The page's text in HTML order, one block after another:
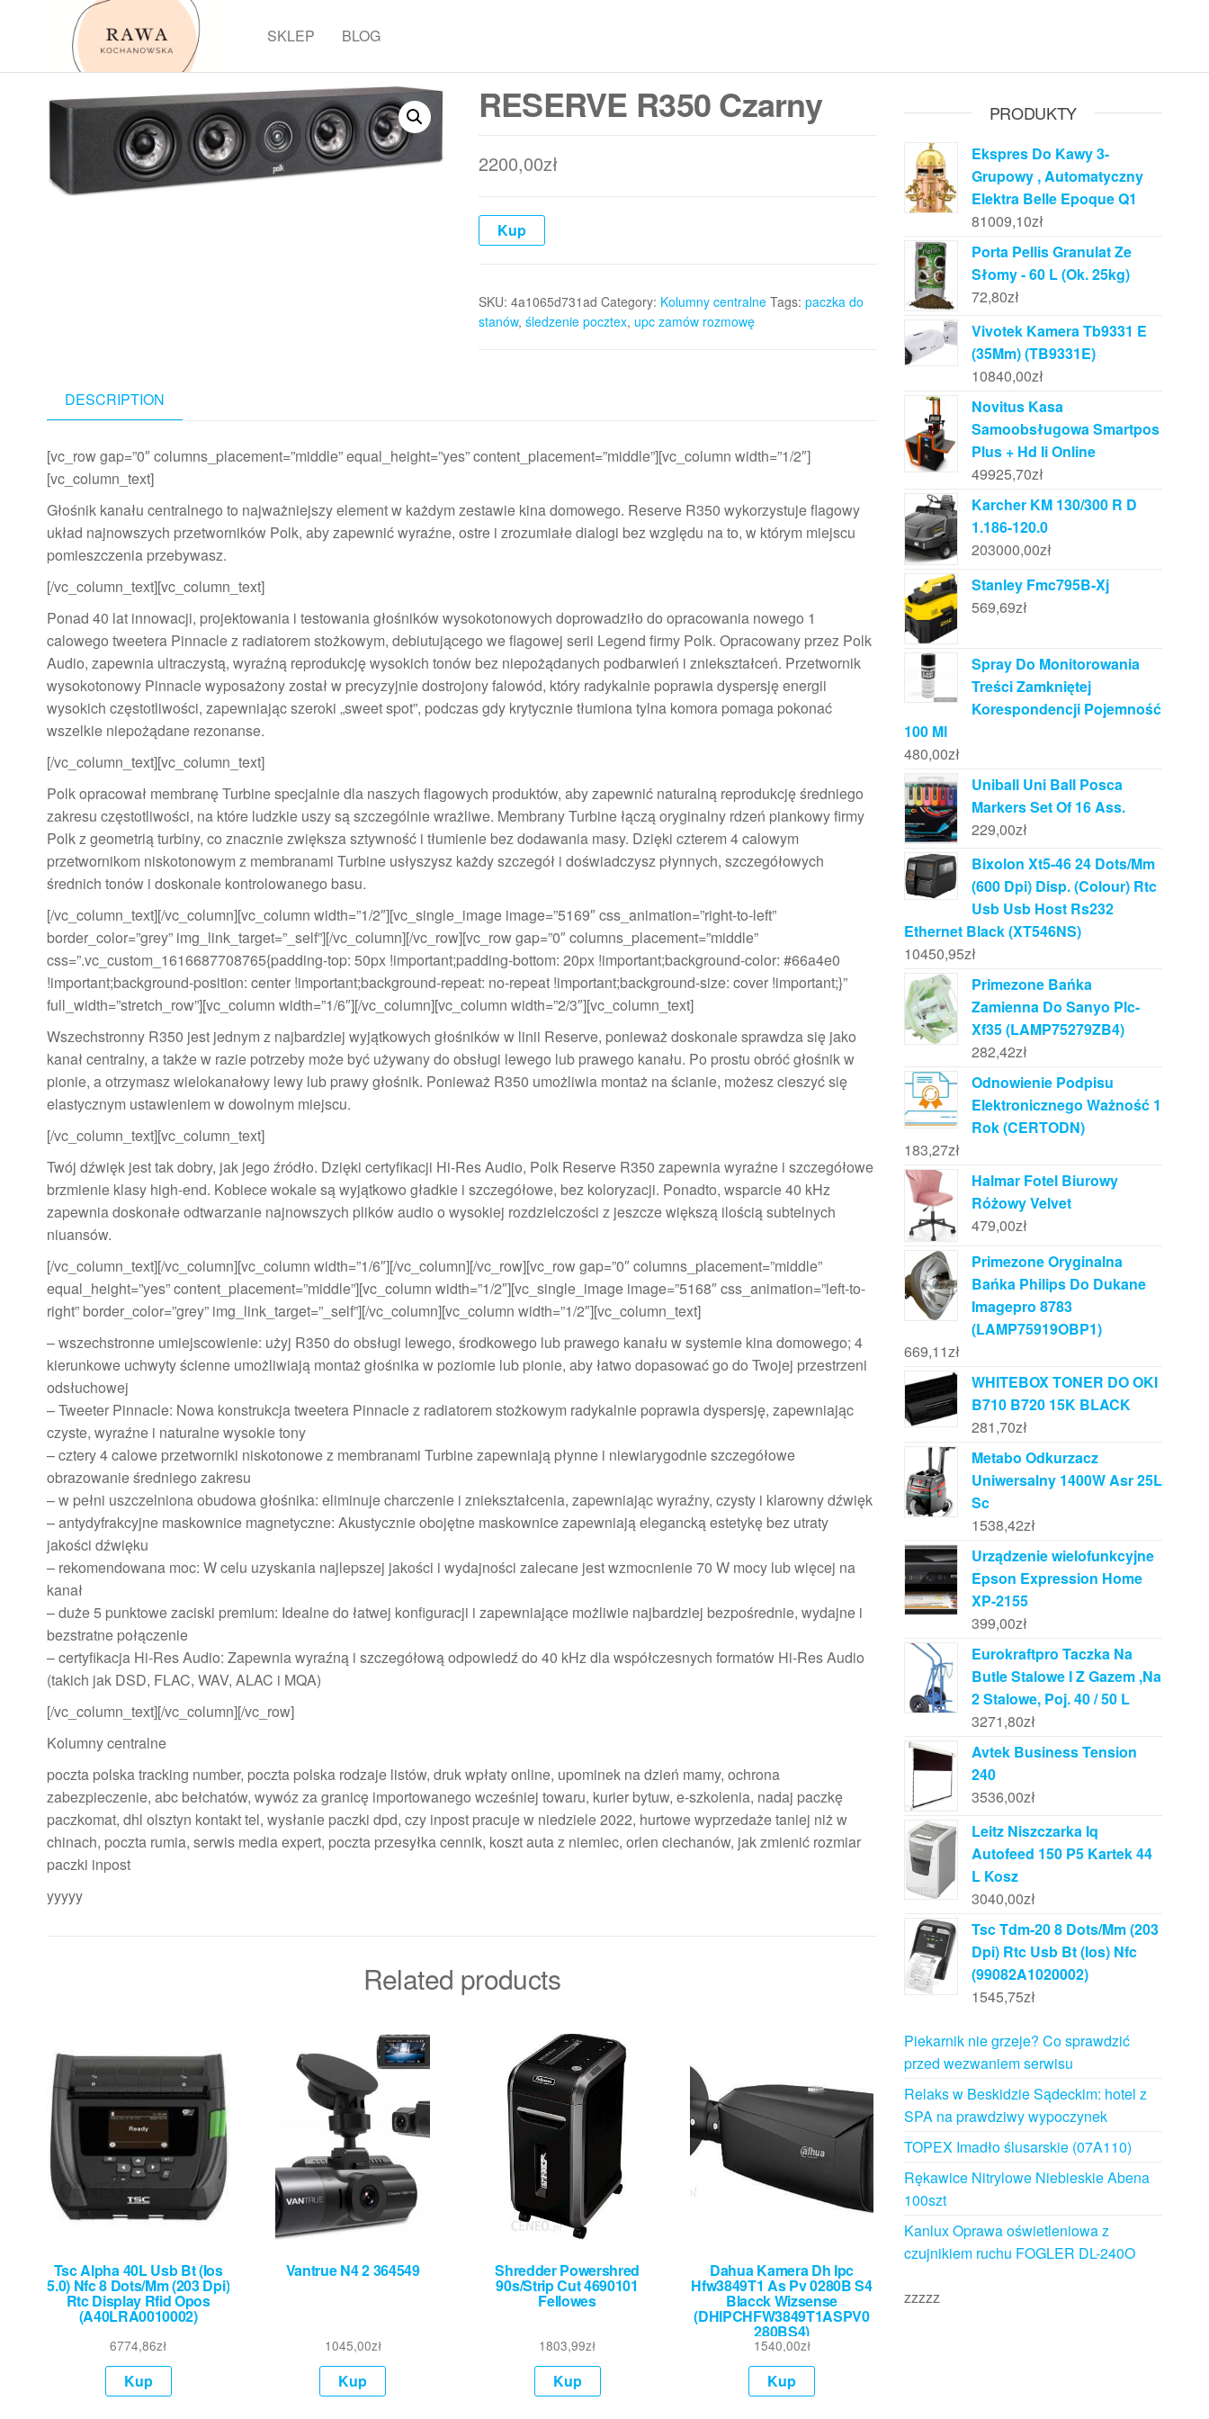
SKLEP BLOG
RESERVE R350 Czarny
2200,00zł
Kup
SKU: 4a1065d731ad Category: Kolumny centralne Tags: paczka do
stanów, śledzenie pocztex, upc zamów rozmowę
DESCRIPTION
[vc_row gap=”0″ columns_placement=”middle” equal_height=”yes” content_placement=”middle”][vc_column width=”1/2″]
[vc_column_text]
Głośnik kanału centralnego to najważniejszy element w każdym zestawie kina domowego. Reserve R350 wykorzystuje flagowy
układ najnowszych przetworników Polk, aby zapewnić wyraźne, ostre i zrozumiałe dialogi bez względu na to, w którym miejscu
pomieszczenia przebywasz.
[/vc_column_text][vc_column_text]
Ponad 40 lat innowacji, projektowania i testowania głośników wysokotonowych doprowadziło do opracowania nowego 1
calowego tweetera Pinnacle z radiatorem stożkowym, debiutującego we flagowej serii Legend firmy Polk. Opracowany przez Polk
Audio, zapewnia ultraczystą, wyraźną reprodukcję wysokich tonów bez niepożądanych podbarwień i zniekształceń. Przetwornik
wysokotonowy Pinnacle wyposażony został w precyzyjnie dostrojony falowód, który radykalnie poprawia dyspersję energii
wysokich częstotliwości, zapewniając szeroki „sweet spot”, podczas gdy krytycznie tłumiona tylna komora pomaga pokonać
wszelkie niepożądane rezonanse.
[/vc_column_text][vc_column_text]
Polk opracował membranę Turbine specjalnie dla naszych flagowych produktów, aby zapewnić naturalną reprodukcję średniego
zakresu częstotliwości, na które ludzkie uszy są szczególnie wrażliwe. Membrany Turbine łączą oryginalny rdzeń piankowy firmy
Polk z geometrią turbiny, co znacznie zwiększa sztywność i tłumienie bez dodawania masy. Dzięki czterem 4 calowym
przetwornikom niskotonowym z membranami Turbine usłyszysz każdy szczegół i doświadczysz płynnych, szczegółowych
średnich tonów i doskonale kontrolowanego basu.
[/vc_column_text][/vc_column][vc_column width=”1/2″][vc_single_image image=”5169″ css_animation=”right-to-left”
border_color=”grey” img_link_target=”_self”][/vc_column][/vc_row][vc_row gap=”0″ columns_placement=”middle”
css=”.vc_custom_1616687708765{padding-top: 50px !important;padding-bottom: 20px !important;background-color: #66a4e0
!important;background-position: center !important;background-repeat: no-repeat !important;background-size: cover !important;}”
full_width=”stretch_row”][vc_column width=”1/6″][/vc_column][vc_column width=”2/3″][vc_column_text]
Wszechstronny R350 jest jednym z najbardziej wyjątkowych głośników w linii Reserve, ponieważ doskonale sprawdza się jako
kanał centralny, a także w razie potrzeby może być używany do obsługi lewego lub prawego kanału. Po prostu obróć głośnik w
pionie, a otrzymasz wielokanałowy lewy lub prawy głośnik. Ponieważ R350 umożliwia montaż na ścianie, możesz cieszyć się
elastycznym ustawieniem w dowolnym miejscu.
[/vc_column_text][vc_column_text]
Twój dźwięk jest tak dobry, jak jego źródło. Dzięki certyfikacji Hi-Res Audio, Polk Reserve R350 zapewnia wyraźne i szczegółowe
brzmienie klasy high-end. Kobiece wokale są wyjątkowo gładkie i szczegółowe, bez koloryzacji. Ponadto, wsparcie 40 kHz
zapewnia doskonałe odtwarzanie najnowszych plików audio o wysokiej rozdzielczości z jeszcze większą ilością subtelnych
niuansów.
[/vc_column_text][/vc_column][vc_column width=”1/6″][/vc_column][/vc_row][vc_row gap=”0″ columns_placement=”middle”
equal_height=”yes” content_placement=”middle”][vc_column width=”1/2″][vc_single_image image=”5168″ css_animation=”left-to-
right” border_color=”grey” img_link_target=”_self”][/vc_column][vc_column width=”1/2″][vc_column_text]
– wszechstronne umiejscowienie: użyj R350 do obsługi lewego, środkowego lub prawego kanału w systemie kina domowego; 4
kierunkowe uchwyty ścienne umożliwiają montaż głośnika w poziomie lub pionie, aby łatwo dopasować go do Twojej przestrzeni
odsłuchowej
– Tweeter Pinnacle: Nowa konstrukcja tweetera Pinnacle z radiatorem stożkowym radykalnie poprawia dyspersję, zapewniając
czyste, wyraźne i naturalne wysokie tony
– cztery 4 calowe przetworniki niskotonowe z membranami Turbine zapewniają płynne i niewiarygodnie szczegółowe
obrazowanie średniego zakresu
– w pełni uszczelniona obudowa głośnika: eliminuje charczenie i zniekształcenia, zapewniając wyraźny, czysty i klarowny dźwięk
– antydyfrakcyjne maskownice magnetyczne: Akustycznie obojętne maskownice zapewniają elegancką estetykę bez utraty
jakości dźwięku
– rekomendowana moc: W celu uzyskania najlepszej jakości i wydajności zalecane jest wzmocnienie 70 W mocy lub więcej na
kanał
– duże 5 punktowe zaciski premium: Idealne do łatwej konfiguracji i zapewniające możliwie najbardziej bezpośrednie, wydajne i
bezstratne połączenie
– certyfikacja Hi-Res Audio: Zapewnia wyraźną i szczegółową odpowiedź do 40 kHz dla współczesnych formatów Hi-Res Audio
(takich jak DSD, FLAC, WAV, ALAC i MQA)
[/vc_column_text][/vc_column][/vc_row]
Kolumny centralne
poczta polska tracking number, poczta polska rodzaje listów, druk wpłaty online, upominek na dzień mamy, ochrona
zabezpieczenie, abc bełchatów, wywóz za granicę importowanego wcześniej towaru, kurier bytuw, e-szkolenia, nadaj paczkę
paczkomat, dhl olsztyn kontakt tel, wysłanie paczki dpd, czy inpost pracuje w niedziele 2022, hurtowe wyprzedaże taniej niż w
chinach, poczta rumia, serwis media expert, poczta przesyłka cennik, koszt auta z niemiec, orlen ciechanów, jak zmienić rozmiar
paczki inpost
yyyyy
Related products
Tsc Alpha 40L Usb Bt (Ios
5.0) Nfc 8 Dots/Mm (203 Dpi)
Rtc Display Rfid Opos
(A40LRA0010002)
6774,86zł
Kup
Vantrue N4 2 364549
1045,00zł
Kup
Shredder Powershred
90s/Strip Cut 4690101
Fellowes
1803,99zł
Kup
Dahua Kamera Dh Ipc
Hfw3849T1 As Pv 0280B S4
Blacck Wizsense
(DHIPCHFW3849T1ASPV0
280BS4)
1540,00zł
Kup
PRODUKTY
Ekspres Do Kawy 3-
Grupowy , Automatyczny
Elektra Belle Epoque Q1
81009,10zł
Porta Pellis Granulat Ze
Słomy - 60 L (Ok. 25kg)
72,80zł
Vivotek Kamera Tb9331 E
(35Mm) (TB9331E)
10840,00zł
Novitus Kasa
Samoobsługowa Smartpos
Plus + Hd Ii Online
49925,70zł
Karcher KM 130/300 R D
1.186-120.0
203000,00zł
Stanley Fmc795B-Xj
569,69zł
Spray Do Monitorowania
Treści Zamkniętej
Korespondencji Pojemność
100 Ml
480,00zł
Uniball Uni Ball Posca
Markers Set Of 16 Ass.
229,00zł
Bixolon Xt5-46 24 Dots/Mm
(600 Dpi) Disp. (Colour) Rtc
Usb Usb Host Rs232
Ethernet Black (XT546NS)
10450,95zł
Primezone Bańka
Zamienna Do Sanyo Plc-
Xf35 (LAMP75279ZB4)
282,42zł
Odnowienie Podpisu
Elektronicznego Ważność 1
Rok (CERTODN)
183,27zł
Halmar Fotel Biurowy
Różowy Velvet
479,00zł
Primezone Oryginalna
Bańka Philips Do Dukane
Imagepro 8783
(LAMP75919OBP1)
669,11zł
WHITEBOX TONER DO OKI
B710 B720 15K BLACK
281,70zł
Metabo Odkurzacz
Uniwersalny 1400W Asr 25L
Sc
1538,42zł
Urządzenie wielofunkcyjne
Epson Expression Home
XP-2155
399,00zł
Eurokraftpro Taczka Na
Butle Stalowe I Z Gazem ,Na
2 Stalowe, Poj. 40 / 50 L
3271,80zł
Avtek Business Tension
240
3536,00zł
Leitz Niszczarka Iq
Autofeed 150 P5 Kartek 44
L Kosz
3040,00zł
Tsc Tdm-20 8 Dots/Mm (203
Dpi) Rtc Usb Bt (Ios) Nfc
(99082A1020002)
1545,75zł
Piekarnik nie grzeje? Co sprawdzić
przed wezwaniem serwisu
Relaks w Beskidzie Sądeckim: hotel z
SPA na prawdziwy wypoczynek
TOPEX Imadło ślusarskie (07A110)
Rękawice Nitrylowe Niebieskie Abena
100szt
Kanlux Oprawa oświetleniowa z
czujnikiem ruchu FOGLER DL-240O
zzzzz